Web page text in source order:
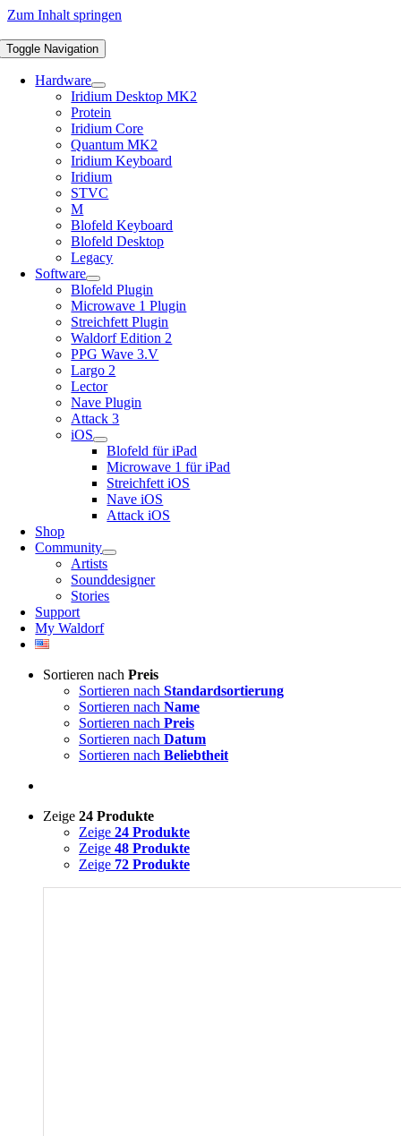
Zum Inhalt springen
Toggle Navigation
Hardware
Iridium Desktop MK2
Protein
Iridium Core
Quantum MK2
Iridium Keyboard
Iridium
STVC
M
Blofeld Keyboard
Blofeld Desktop
Legacy
Software
Blofeld Plugin
Microwave 1 Plugin
Streichfett Plugin
Waldorf Edition 2
PPG Wave 3.V
Largo 2
Lector
Nave Plugin
Attack 3
iOS
Blofeld für iPad
Microwave 1 für iPad
Streichfett iOS
Nave iOS
Attack iOS
Shop
Community
Artists
Sounddesigner
Stories
Support
My Waldorf
Sortieren nach Preis
Sortieren nach Standardsortierung
Sortieren nach Name
Sortieren nach Preis
Sortieren nach Datum
Sortieren nach Beliebtheit
Zeige 24 Produkte
Zeige 24 Produkte
Zeige 48 Produkte
Zeige 72 Produkte